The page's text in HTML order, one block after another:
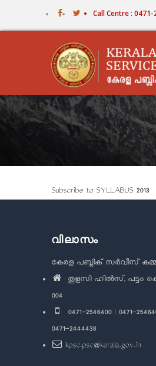
Call Centre :
Subscribe to SYLLABUS 2013
വിലാസം
കേരള പബ്ലിക് സർവീസ്
തുളസി ഹിൽസ്, പട്ടം
004
0471-2546400 | 0471-
0471-2444438
kpsc.psc@kerala.gov.in